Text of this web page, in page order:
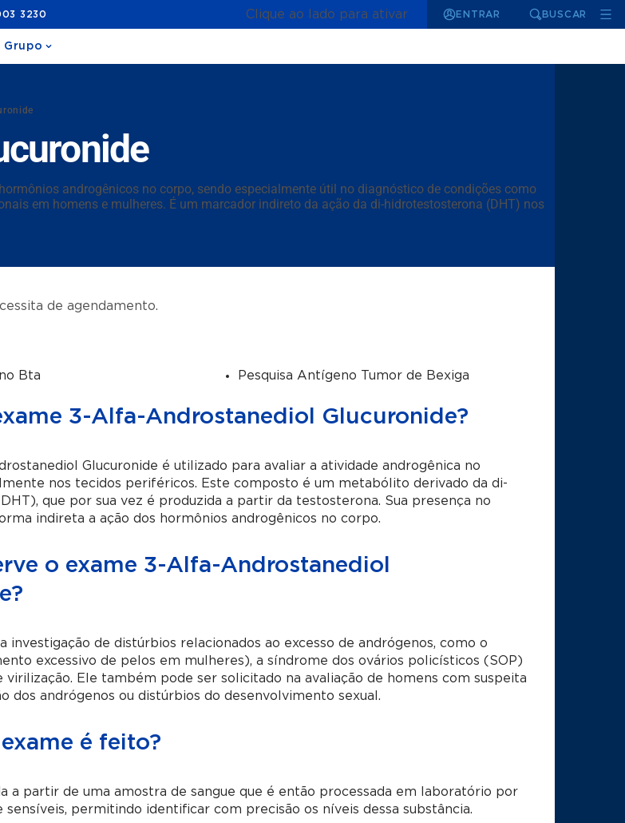
3230 Clique ao lado para ativar ENTRAR BUSCAR
Grupo
androgênicos no corpo, sendo especialmente útil no diagnóstico de condições como
em homens e mulheres. É um marcador indireto da ação da di-hidrotestosterona (DHT) nos
de agendamento.
Bta Pesquisa Antígeno Tumor de Bexiga
3-Alfa-Androstanediol Glucuronide?
Glucuronide é utilizado para avaliar a atividade androgênica no
nos tecidos periféricos. Este composto é um metabólito derivado da di-
que por sua vez é produzida a partir da testosterona. Sua presença no
indireta a ação dos hormônios androgênicos no corpo.
o exame 3-Alfa-Androstanediol
investigação de distúrbios relacionados ao excesso de andrógenos, como o
excessivo de pelos em mulheres), a síndrome dos ovários policísticos (SOP)
virilização. Ele também pode ser solicitado na avaliação de homens com suspeita
dos andrógenos ou distúrbios do desenvolvimento sexual.
é feito?
a partir de uma amostra de sangue que é então processada em laboratório por
permitindo identificar com precisão os níveis dessa substância.